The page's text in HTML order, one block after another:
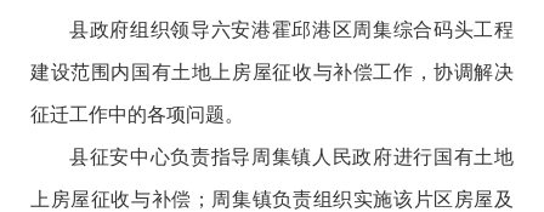
县政府组织领导六安港霍邱港区周集综合码头工程
建设范围内国有土地上房屋征收与补偿工作，协调解决
征迁工作中的各项问题。
县征安中心负责指导周集镇人民政府进行国有土地
上房屋征收与补偿；周集镇负责组织实施该片区房屋及